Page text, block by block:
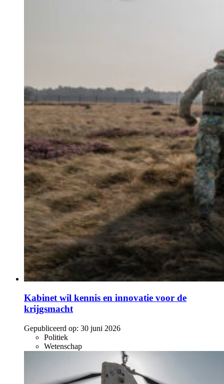
Kabinet wil kennis en innovatie voor de
krijgsmacht
Gepubliceerd op: 30 juni 2026
Politiek
Wetenschap